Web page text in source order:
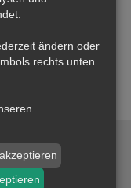
Weg.
Fahrzeuge und
ändern oder
rechts unten